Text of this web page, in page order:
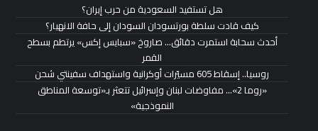
هل تستفيد السعودية من حرب إيران؟
كيف قادت سلطة بورتسودان السودان إلى حافة الانهيار؟
أحدث سحابة استمرت دقائق… صاروخ «سبايس إكس» يرتطم بسطح
القمر
روسيا.. إسقاط 605 مسيّرات أوكرانية واستهداف سفينتي شحن
«روما 2»… مفاوضات لبنان وإسرائيل تتعثر بـ«توسعة المناطق
النموذجية»